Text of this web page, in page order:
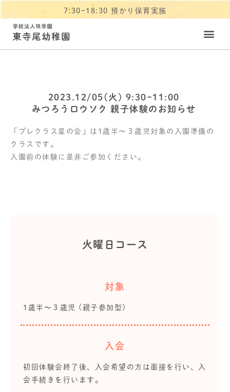
7:30~18:30 預かり保育実施
2023.12/05(火) 9:30~11:00
みつろうロウソク 親子体験のお知らせ
「プレクラス星の会」は1歳半～３歳児対象の入園準備の
クラスです。
入園前の体験に是非ご参加ください。
火曜日コース
対象
1歳半～３歳児 (親子参加型)
入会
初回体験会終了後、入会希望の方は面接を行い、入
会手続きを行います。